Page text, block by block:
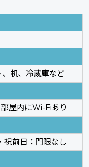
、机、冷蔵庫など
屋内にWi-Fiあり
祝前日：門限なし